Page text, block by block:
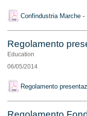
Confindustria Marche
Regolamento
Education
06/05/2014
Regolamento